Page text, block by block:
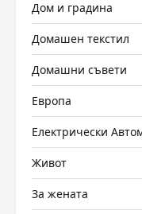
Дом и градина
Домашен текстил
Домашни съвети
Европа
Електрически
Живот
За жената